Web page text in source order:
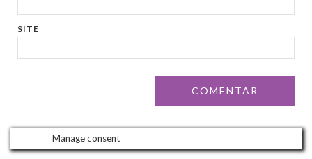
SITE
Manage consent